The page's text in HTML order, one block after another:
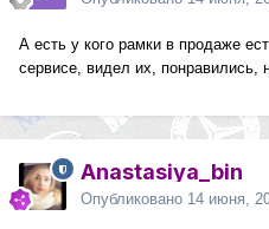
А есть у кого рамки в продаже
сервисе, видел их, понравились,
Anastasiya_bin
Опубликовано 14 июня,